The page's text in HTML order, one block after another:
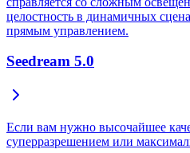
целостность в динамичных
прямым управлением.
Seedream 5.0
Если вам нужно высочайшее
суперразрешением или